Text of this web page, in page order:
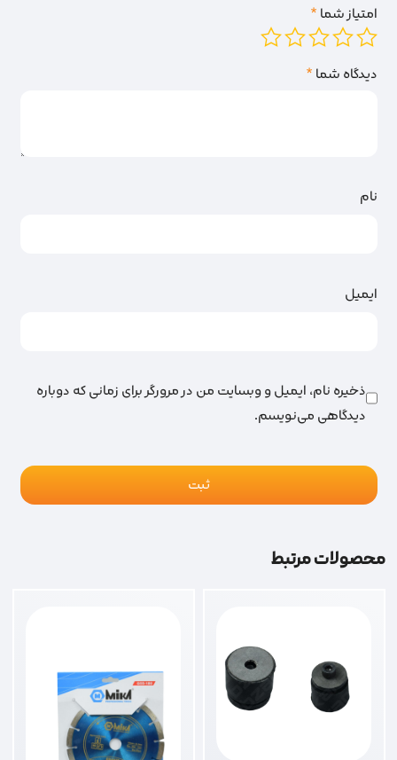
امتیاز شما*
دیدگاه شما*
نام
ایمیل
ذخیره نام، ایمیل و وبسایت من در مرورگر برای زمانی که دوباره
دیدگاهی می‌نویسم.
محصولات مرتبط